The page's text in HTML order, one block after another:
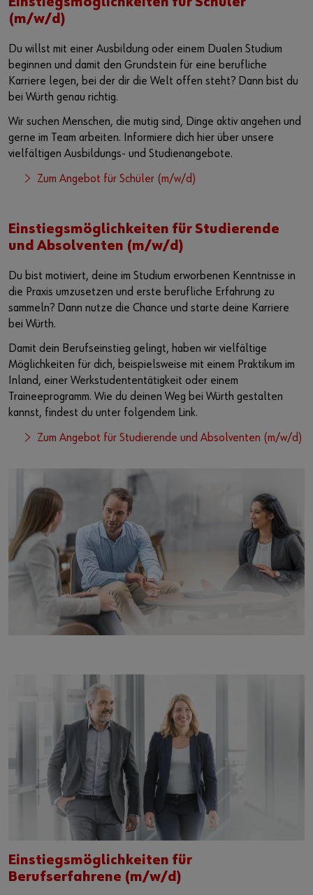
(m/w/d)
Du willst mit einer Ausbildung oder einem Dualen Studium
beginnen und damit den Grundstein für eine berufliche
Karriere legen, bei der dir die Welt offen steht? Dann bist du
bei Würth genau richtig.
Wir suchen Menschen, die mutig sind, Dinge aktiv angehen und
gerne im Team arbeiten. Informiere dich hier über unsere
vielfältigen Ausbildungs- und Studienangebote.
Zum Angebot für Schüler (m/w/d)
Einstiegsmöglichkeiten für Studierende
und Absolventen (m/w/d)
Du bist motiviert, deine im Studium erworbenen Kenntnisse in
die Praxis umzusetzen und erste berufliche Erfahrung zu
sammeln? Dann nutze die Chance und starte deine Karriere
bei Würth.
Damit dein Berufseinstieg gelingt, haben wir vielfältige
Möglichkeiten für dich, beispielsweise mit einem Praktikum im
Inland, einer Werkstudententätigkeit oder einem
Traineeprogramm. Wie du deinen Weg bei Würth gestalten
kannst, findest du unter folgendem Link.
Zum Angebot für Studierende und Absolventen (m/w/d)
Einstiegsmöglichkeiten für
Berufserfahrene (m/w/d)